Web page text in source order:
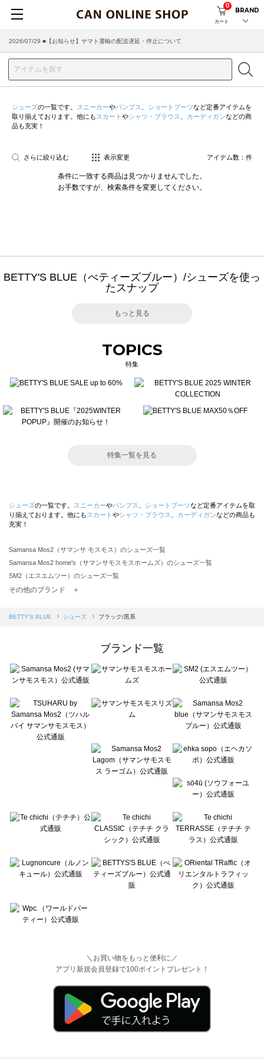
カート
0
BRAND
2026/07/29 ■【お知らせ】ヤマト運輸の配送遅延・停止について
シューズの一覧です。 スニーカーやパンプス ショートブーツなど定番アイテムを
取り揃えております。他にも スカート やシャツ・ブラウス カーディガンなどの商
品も充実！
さらに絞り込む 表示変更 アイテム数： 件
条件に一致する商品は見つかりませんでした。
お手数ですが、検索条件を変更してください。
BETTY'S BLUE（べティーズブルー）/シューズを使っ
たスナップ
もっと見る
TOPICS
特集
特集一覧を見る
シューズの一覧です。 スニーカーやパンプス ショートブーツなど定番アイテムを取
り揃えております。他にも スカート やシャツ・ブラウス カーディガンなどの商品も
充実！
Samansa Mos2（サマンサ モスモス）のシューズ一覧
Samansa Mos2 home's（サマンサモスモスホームズ）のシューズ一覧
SM2（エスエムツー）のシューズ一覧
TSUHARU by Samansa Mos2（ツハルバイサマンサモスモス）のシューズ一覧
Samansa Mos2 blue（サマンサモスモス ブルー）のシューズ一覧
sō4ū（ソウフォーユー）のシューズ一覧
Te chichi（テチチ）のシューズ一覧
Te chichi CLASSIC（テチチ クラシック）のシューズ一覧
Lugnoncure（ルノンキュール）のシューズ一覧
BETTY'S BLUE（べティーズブルー）のシューズ一覧
Wpc.（ワールドパーティー）のシューズ一覧
その他のブランド ＋
BETTY'S BLUE シューズ ブラック/黒系
ブランド一覧
＼お買い物をもっと便利に／
アプリ新規会員登録で100ポイントプレゼント！